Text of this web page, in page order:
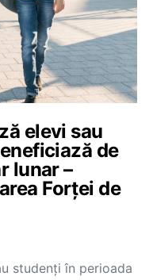
elevi sau
de
lunar –
Forței de
studenți în perioada